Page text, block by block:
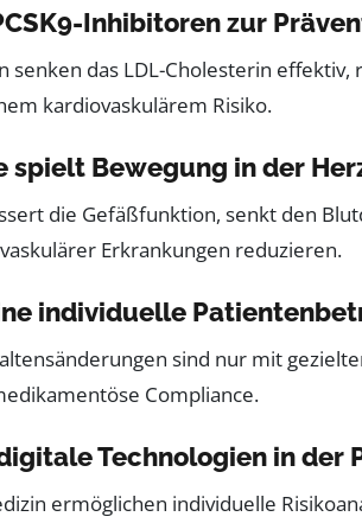
Inhibitoren zur
senken das LDL-Cholesterin
kardiovaskulärem Risiko.
spielt Bewegung in der
die Gefäßfunktion, senkt den
Erkrankungen reduzieren.
individuelle
sind nur mit
Compliance.
Technologien in der
ermöglichen individuelle